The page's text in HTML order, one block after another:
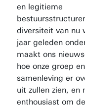
en legitieme
diversiteit van nu
jaar geleden
maakt ons
hoe onze groep
samenleving er
uit zullen zien, en
enthousiast om